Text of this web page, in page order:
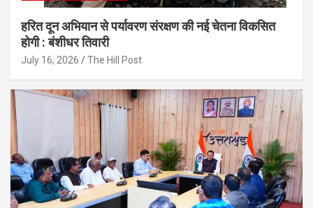
हरित दून अभियान से पर्यावरण संरक्षण की नई चेतना विकसित
होगी : बंशीधर तिवारी
July 16, 2026 The Hill Post